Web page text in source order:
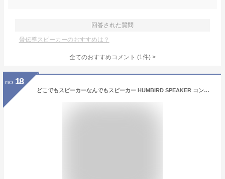
回答された質問
骨伝導スピーカーのおすすめは？
全てのおすすめコメント (1件) >
no. 18
どこでもスピーカーなんでもスピーカー HUMBIRD SPEAKER コンパクト骨伝導スピーカー Bluetoothスピーカー ブルートゥススピーカ humbird speaker